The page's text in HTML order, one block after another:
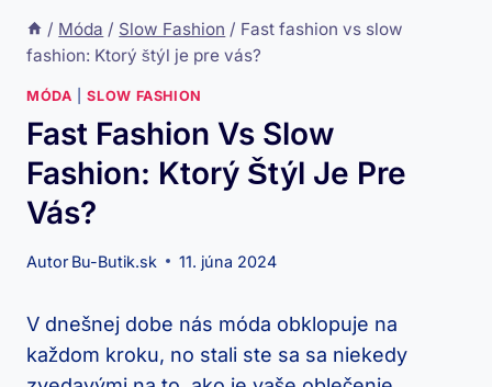
/ Móda / Slow Fashion / Fast fashion vs slow
fashion: Ktorý štýl je pre vás?
MÓDA |SLOW FASHION
Fast Fashion Vs Slow
Fashion: Ktorý Štýl Je Pre
Vás?
Autor Bu-Butik.sk 11. júna 2024
V dnešnej dobe nás móda obklopuje na
každom kroku, no stali ste sa sa niekedy